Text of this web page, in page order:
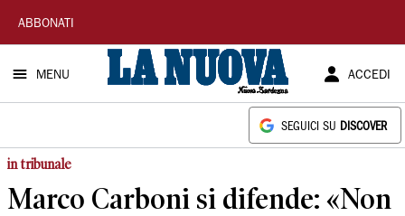
La
Nuova
Sardegna
ABBONATI
MENU ACCEDI
SEGUICI SU DISCOVER
in tribunale
Marco Carboni si difende: «Non